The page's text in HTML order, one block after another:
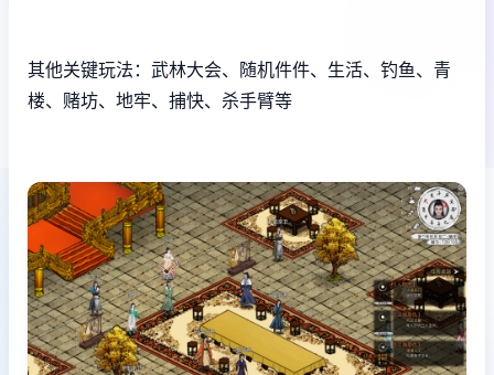
其他关键玩法：武林大会、随机件件、生活、钓鱼、青
楼、赌坊、地牢、捕快、杀手臂等